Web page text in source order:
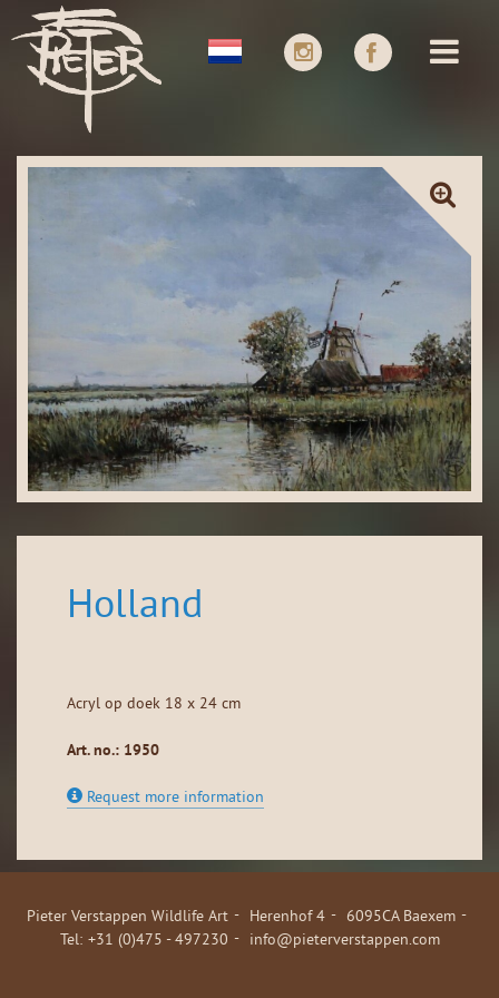
Holland
Acryl op doek 18 x 24 cm
Art. no.: 1950
Request more information
Pieter Verstappen Wildlife Art Herenhof 4
6095CA Baexem
+31 (0)475 - 497230
info@pieterverstappen.com